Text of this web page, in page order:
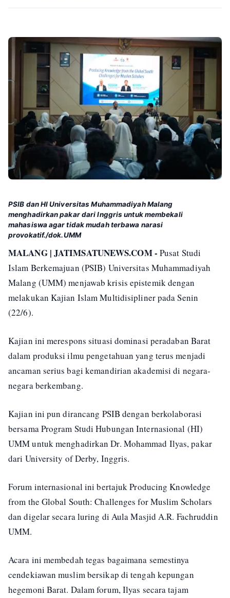
PSIB dan HI Universitas Muhammadiyah Malang
menghadirkan pakar dari Inggris untuk membekali
mahasiswa agar tidak mudah terbawa narasi
provokatif./dok.UMM
MALANG | JATIMSATUNEWS.COM - Pusat Studi
Islam Berkemajuan (PSIB) Universitas Muhammadiyah
Malang (UMM) menjawab krisis epistemik dengan
melakukan Kajian Islam Multidisipliner pada Senin
(22/6).
Kajian ini merespons situasi dominasi peradaban Barat
dalam produksi ilmu pengetahuan yang terus menjadi
ancaman serius bagi kemandirian akademisi di negara-
negara berkembang.
Kajian ini pun dirancang PSIB dengan berkolaborasi
bersama Program Studi Hubungan Internasional (HI)
UMM untuk menghadirkan Dr. Mohammad Ilyas, pakar
dari University of Derby, Inggris.
Forum internasional ini bertajuk Producing Knowledge
from the Global South: Challenges for Muslim Scholars
dan digelar secara luring di Aula Masjid A.R. Fachruddin
UMM.
Acara ini membedah tegas bagaimana semestinya
cendekiawan muslim bersikap di tengah kepungan
hegemoni Barat. Dalam forum, Ilyas secara tajam